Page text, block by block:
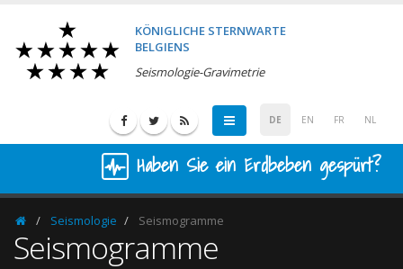
KÖNIGLICHE STERNWARTE
BELGIENS
Seismologie-Gravimetrie
DE EN FR NL
Haben Sie ein Erdbeben gespürt?
HomepageSeismologie Seismogramme
Seismogramme